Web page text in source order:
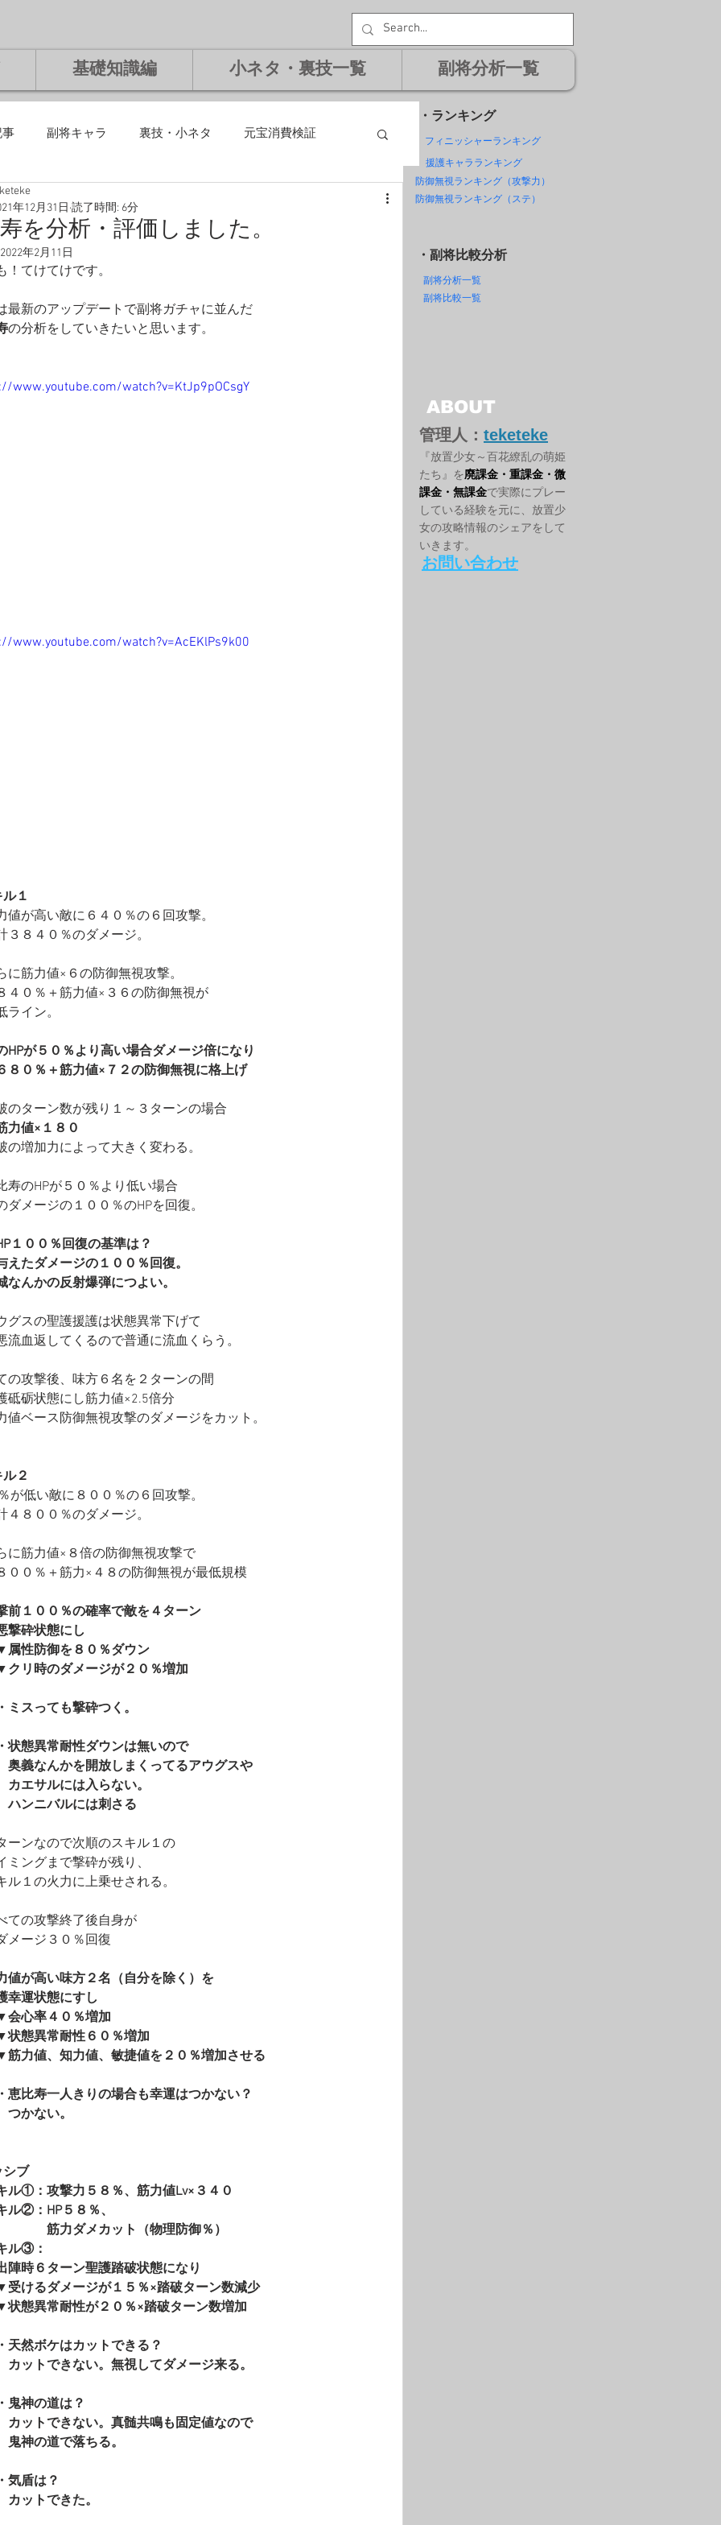
基礎知識編 小ネタ・裏技一覧 副将分析一覧
事 副将キャラ 裏技・小ネタ 元宝消費検証
金編
交換副将 ランキング
を分析・評価しました。
年12月31日 読了時間: 6分
2022年2月11日
！てけてけです。
最新のアップデートで副将ガチャに並んだ
の分析をしていきたいと思います。
www.youtube.com/watch?v=KtJp9pOCsgY
www.youtube.com/watch?v=AcEKlPs9k00
１
が高い敵に６４０％の６回攻撃。
８４０％のダメージ。
筋力値×６の防御無視攻撃。
４０％＋筋力値×３６の防御無視が
イン。
HPが５０％より高い場合ダメージ倍になり
８０％＋筋力値×７２の防御無視に格上げ
のターン数が残り１～３ターンの場合
力値×１８０
増加力によって大きく変わる。
寿のHPが５０％より低い場合
メージの１００％のHPを回復。
１００％回復の基準は？
たダメージの１００％回復。
んかの反射爆弾につよい。
グスの聖護援護は状態異常下げて
血返してくるので普通に流血くらう。
の攻撃後、味方６名を２ターンの間
砥砺状態にし筋力値×2.5倍分
ベース防御無視攻撃のダメージをカット。
２
が低い敵に８００％の６回攻撃。
８００％のダメージ。
に筋力値×８倍の防御無視攻撃で
００％＋筋力×４８の防御無視が最低規模
前１００％の確率で敵を４ターン
撃砕状態にし
防御を８０％ダウン
時のダメージが２０％増加
・ミスっても撃砕つく。
態異常耐性ダウンは無いので
なんかを開放しまくってるアウグスや
サルには入らない。
ニバルには刺さる
ーンなので次順のスキル１の
ングまで撃砕が残り、
１の火力に上乗せされる。
ての攻撃終了後自身が
メージ３０％回復
値が高い味方２名（自分を除く）を
幸運状態にすし
率４０％増加
異常耐性６０％増加
値、知力値、敏捷値を２０％増加させる
比寿一人きりの場合も幸運はつかない？
ない。
シブ
ル①：攻撃力５８％、筋力値Lv×３４０
ル②：HP５８％、
ダメカット（物理防御％）
ル③：
時６ターン聖護踏破状態になり
るダメージが１５％×踏破ターン数減少
異常耐性が２０％×踏破ターン数増加
然ボケはカットできる？
トできない。無視してダメージ来る。
神の道は？
トできない。真髄共鳴も固定値なので
の道で落ちる。
盾は？
トできた。
フィニッシャーランキング
援護キャラランキング
防御無視ランキング（攻撃力）
防御無視ランキング（ステ）
・ランキング
副将分析一覧
副将比較一覧
・副将比較分析
お問い合わせ
ABOUT
管理人： teketeke
『放置少女～百花繚乱の萌姫
たち』を廃課金・重課金・微
課金・無課金で実際にプレー
している経験を元に、放置少
女の攻略情報のシェアをして
いきます。